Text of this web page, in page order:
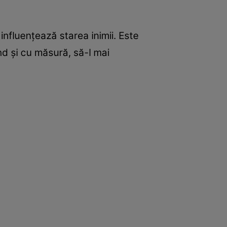
starea inimii. Este
şi cu măsură, să-l mai